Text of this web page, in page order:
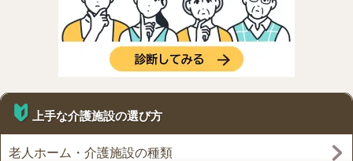
上手な介護施設の選び方
老人ホーム・介護施設の種類